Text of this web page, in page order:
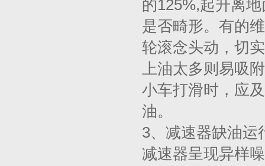
的125%,起升离
是否畸形。有的
轮滚念头动，切
上油太多则易吸
小车打滑时，应
油。
3、减速器缺油运
减速器呈现异样